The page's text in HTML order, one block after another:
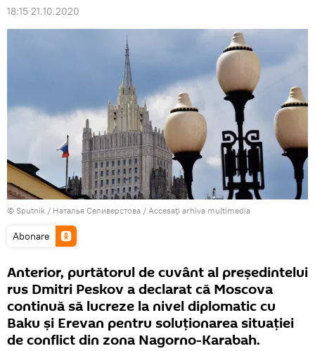
18:15 21.10.2020
© Sputnik / Наталья Селиверстова / Accesați arhiva multimedia
Abonare
Anterior, purtătorul de cuvânt al președintelui
rus Dmitri Peskov a declarat că Moscova
continuă să lucreze la nivel diplomatic cu
Baku și Erevan pentru soluționarea situației
de conflict din zona Nagorno-Karabah.